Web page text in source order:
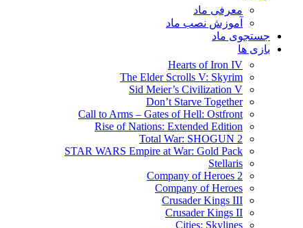
معرفی ماد
آموزش نصب ماد
جستجوی ماد
بازی ها
Hearts of Iron IV
The Elder Scrolls V: Skyrim
Sid Meier’s Civilization V
Don’t Starve Together
Call to Arms – Gates of Hell: Ostfront
Rise of Nations: Extended Edition
Total War: SHOGUN 2
STAR WARS Empire at War: Gold Pack
Stellaris
Company of Heroes 2
Company of Heroes
Crusader Kings III
Crusader Kings II
Cities: Skylines